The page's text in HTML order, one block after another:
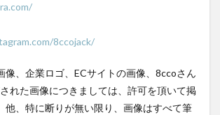
8ccojack/
、企業ロゴ、ECサイトの画像、8ccoさん
れた画像につきましては、許可を頂いて掲
他、特に断りが無い限り、画像はすべて筆